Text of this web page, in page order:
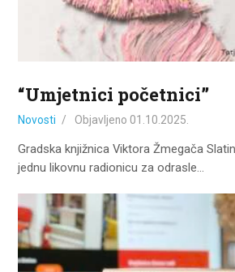
ODJELI
DOKUMENTI
KONTAKT
“Umjetnici početnici”
Novosti Objavljeno 01.10.2025.
Gradska knjižnica Viktora Žmegača
jednu likovnu radionicu za odrasle…